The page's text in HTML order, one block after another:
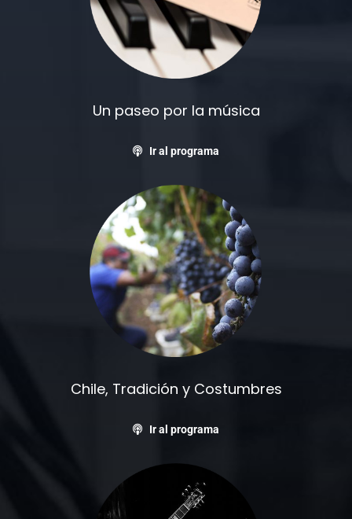
Un paseo por la música
Ir al programa
Chile, Tradición y Costumbres
Ir al programa